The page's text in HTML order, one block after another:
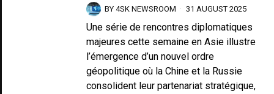
BY 4SK NEWSROOM 31 AUGUST 2025
Une série de rencontres diplomatiques
majeures cette semaine en Asie illustre
l’émergence d’un nouvel ordre
géopolitique où la Chine et la Russie
consolident leur partenariat stratégique,